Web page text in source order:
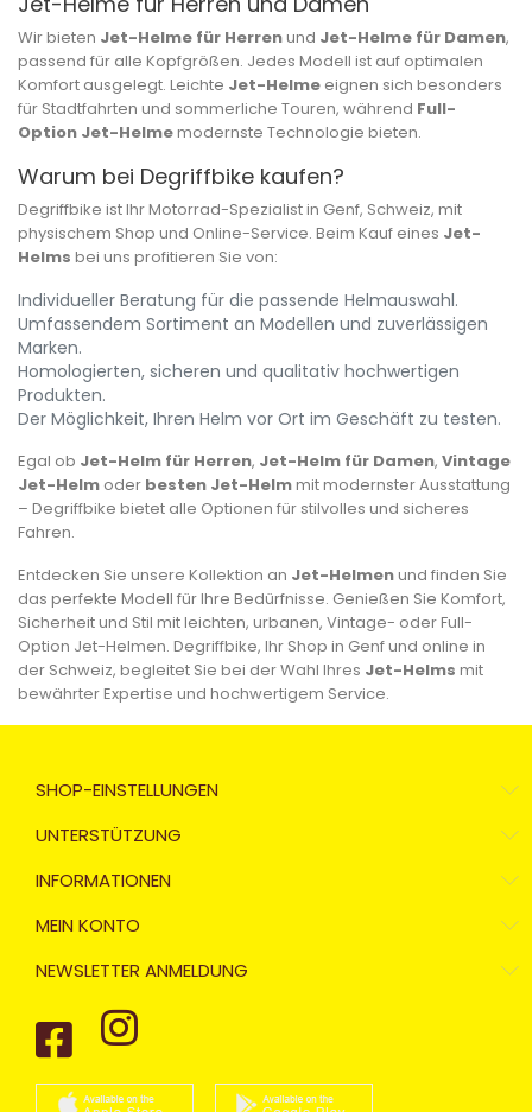
Wir bieten Jet-Helme für Herrenund Jet-Helme für Damen,
passend für alle Kopfgrößen. Jedes Modell ist auf optimalen
Komfort ausgelegt. Leichte Jet-Helme eignen sich besonders
für Stadtfahrten und sommerliche Touren, während Full-
Option Jet-Helmemodernste Technologie bieten.
Warum bei Degriffbike kaufen?
Degriffbike ist Ihr Motorrad-Spezialist in Genf, Schweiz, mit
physischem Shop und Online-Service. Beim Kauf eines Jet-
Helms bei uns profitieren Sie von:
Individueller Beratung für die passende Helmauswahl.
Umfassendem Sortiment an Modellen und zuverlässigen
Marken.
Homologierten, sicheren und qualitativ hochwertigen
Produkten.
Der Möglichkeit, Ihren Helm vor Ort im Geschäft zu testen.
Egal ob Jet-Helm für Herren, Jet-Helm für Damen, Vintage
Jet-Helm oder besten Jet-Helmmit modernster Ausstattung
– Degriffbike bietet alle Optionen für stilvolles und sicheres
Fahren.
Entdecken Sie unsere Kollektion an Jet-Helmenund finden Sie
das perfekte Modell für Ihre Bedürfnisse. Genießen Sie Komfort,
Sicherheit und Stil mit leichten, urbanen, Vintage- oder Full-
Option Jet-Helmen. Degriffbike, Ihr Shop in Genf und online in
der Schweiz, begleitet Sie bei der Wahl Ihres Jet-Helms mit
bewährter Expertise und hochwertigem Service.
SHOP-EINSTELLUNGEN
UNTERSTÜTZUNG
INFORMATIONEN
MEIN KONTO
NEWSLETTER ANMELDUNG